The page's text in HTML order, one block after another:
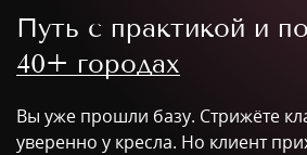
Путь с практикой и
40+ городах
Вы уже прошли базу. Стрижёте
уверенно у кресла. Но клиент